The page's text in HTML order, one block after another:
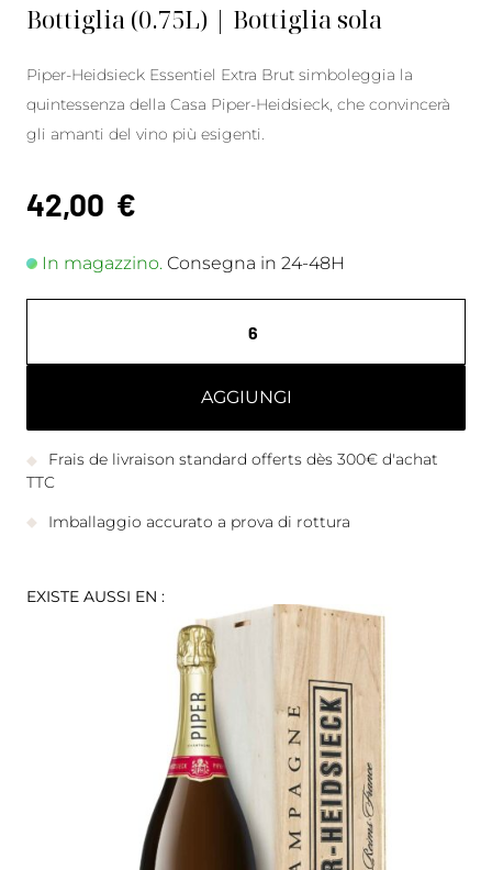
Bottiglia (0.75L) | Bottiglia sola
Piper-Heidsieck Essentiel Extra Brut simboleggia la
quintessenza della Casa Piper-Heidsieck, che convincerà
gli amanti del vino più esigenti.
42,00 €
In magazzino. Consegna in 24-48H
AGGIUNGI
Frais de livraison standard offerts dès 300€ d'achat
TTC
Imballaggio accurato a prova di rottura
EXISTE AUSSI EN :